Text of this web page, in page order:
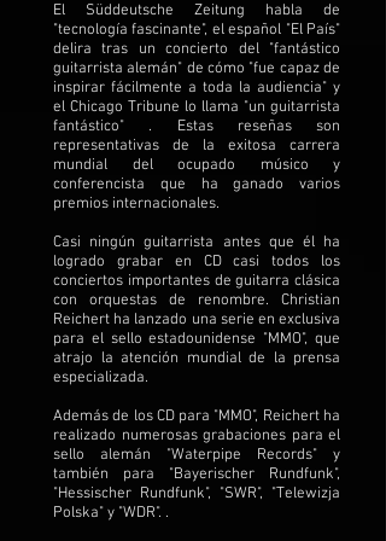
El Süddeutsche Zeitung habla de
"tecnología fascinante", el español "El País"
delira tras un concierto del "fantástico
guitarrista alemán" de cómo "fue capaz de
inspirar fácilmente a toda la audiencia" y
el Chicago Tribune lo llama "un guitarrista
fantástico" . Estas reseñas son
representativas de la exitosa carrera
mundial del ocupado músico y
conferencista que ha ganado varios
premios internacionales.
Casi ningún guitarrista antes que él ha
logrado grabar en CD casi todos los
conciertos importantes de guitarra clásica
con orquestas de renombre. Christian
Reichert ha lanzado una serie en exclusiva
para el sello estadounidense "MMO", que
atrajo la atención mundial de la prensa
especializada.
Además de los CD para "MMO", Reichert ha
realizado numerosas grabaciones para el
sello alemán "Waterpipe Records" y
también para "Bayerischer Rundfunk",
"Hessischer Rundfunk", "SWR", "Telewizja
Polska" y "WDR". .